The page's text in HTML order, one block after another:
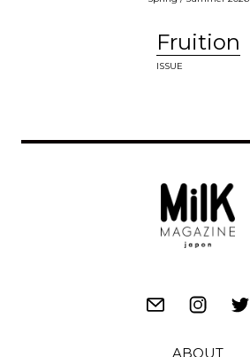
Fruition
ISSUE
ABOUT